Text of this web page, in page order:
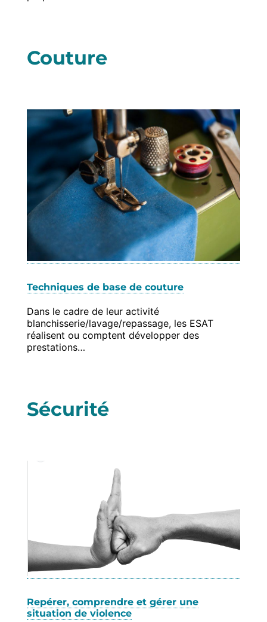
Couture
Techniques de base de couture
Dans le cadre de leur activité
blanchisserie/lavage/repassage, les ESAT
réalisent ou comptent développer des
prestations…
Sécurité
Repérer, comprendre et gérer une
situation de violence